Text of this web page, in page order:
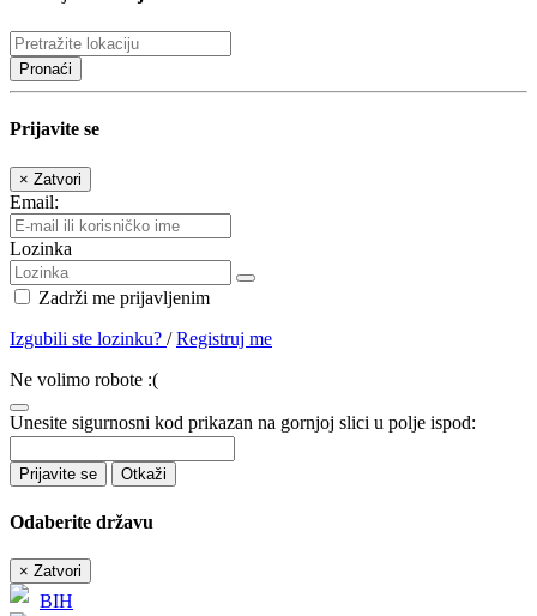
Pronaći
Prijavite se
× Zatvori
Email:
Lozinka
Zadrži me prijavljenim
Izgubili ste lozinku? /Registruj me
Ne volimo robote :(
Unesite sigurnosni kod prikazan na gornjoj slici u polje ispod:
Prijavite se Otkaži
Odaberite državu
× Zatvori
BIH